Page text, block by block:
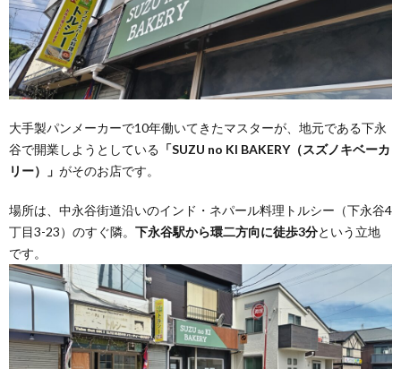
大手製パンメーカーで10年働いてきたマスターが、地元である下永
谷で開業しようとしている 「SUZU no KI BAKERY（スズノキベーカ
リー）」 がそのお店です。
場所は、中永谷街道沿いのインド・ネパール料理トルシー（下永谷4
丁目3-23）のすぐ隣。 下永谷駅から環二方向に徒歩3分という立地
です。